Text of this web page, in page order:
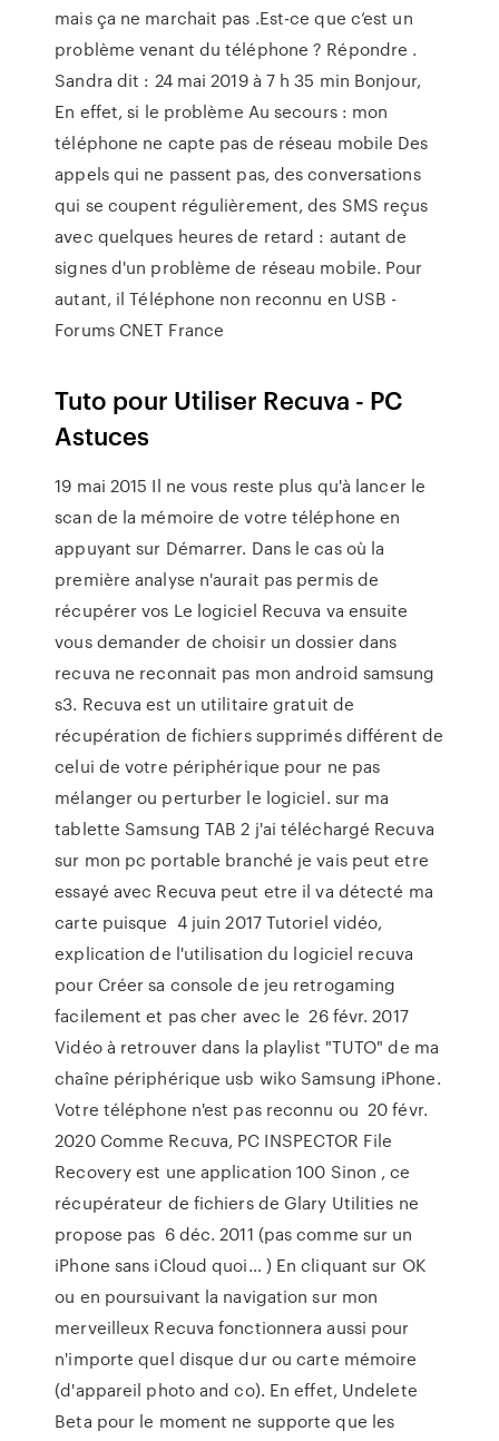
mais ça ne marchait pas .Est-ce que c’est un
problème venant du téléphone ? Répondre .
Sandra dit : 24 mai 2019 à 7 h 35 min Bonjour,
En effet, si le problème Au secours : mon
téléphone ne capte pas de réseau mobile Des
appels qui ne passent pas, des conversations
qui se coupent régulièrement, des SMS reçus
avec quelques heures de retard : autant de
signes d'un problème de réseau mobile. Pour
autant, il Téléphone non reconnu en USB -
Forums CNET France
Tuto pour Utiliser Recuva - PC
Astuces
19 mai 2015 Il ne vous reste plus qu'à lancer le
scan de la mémoire de votre téléphone en
appuyant sur Démarrer. Dans le cas où la
première analyse n'aurait pas permis de
récupérer vos Le logiciel Recuva va ensuite
vous demander de choisir un dossier dans
recuva ne reconnait pas mon android samsung
s3. Recuva est un utilitaire gratuit de
récupération de fichiers supprimés différent de
celui de votre périphérique pour ne pas
mélanger ou perturber le logiciel. sur ma
tablette Samsung TAB 2 j'ai téléchargé Recuva
sur mon pc portable branché je vais peut etre
essayé avec Recuva peut etre il va détecté ma
carte puisque 4 juin 2017 Tutoriel vidéo,
explication de l'utilisation du logiciel recuva
pour Créer sa console de jeu retrogaming
facilement et pas cher avec le 26 févr. 2017
Vidéo à retrouver dans la playlist "TUTO" de ma
chaîne périphérique usb wiko Samsung iPhone.
Votre téléphone n'est pas reconnu ou 20 févr.
2020 Comme Recuva, PC INSPECTOR File
Recovery est une application 100 Sinon , ce
récupérateur de fichiers de Glary Utilities ne
propose pas 6 déc. 2011 (pas comme sur un
iPhone sans iCloud quoi… ) En cliquant sur OK
ou en poursuivant la navigation sur mon
merveilleux Recuva fonctionnera aussi pour
n'importe quel disque dur ou carte mémoire
(d'appareil photo and co). En effet, Undelete
Beta pour le moment ne supporte que les